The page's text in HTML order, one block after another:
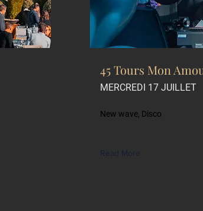
45 Tours Mon
MERCREDI 17 JUILLET
New wave, Disco
Read More